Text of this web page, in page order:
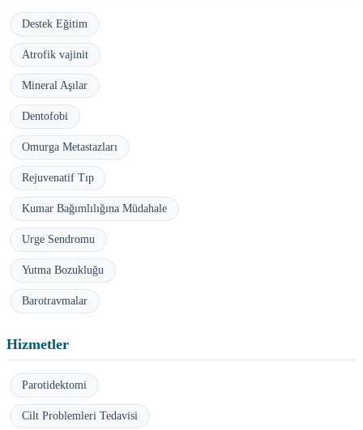
Destek Eğitim
Atrofik vajinit
Mineral Aşılar
Dentofobi
Omurga Metastazları
Rejuvenatif Tıp
Kumar Bağımlılığına Müdahale
Urge Sendromu
Yutma Bozukluğu
Barotravmalar
Hizmetler
Parotidektomi
Cilt Problemleri Tedavisi